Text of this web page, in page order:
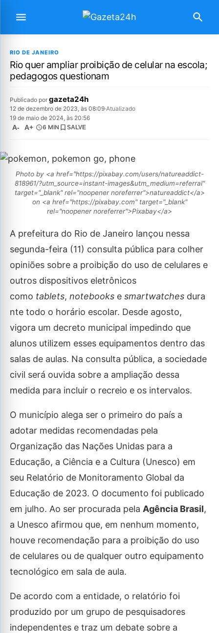
RIO DE JANEIRO
Rio quer ampliar proibição de celular na escola;
pedagogos questionam
Publicado por gazeta24h
12 de dezembro de 2023, às 08:09·Atualizado
19 de maio de 2024, às 20:56
A- A+ 6 MIN SALVE
Photo by <a href="https://pixabay.com/users/natureaddict-
818961/?utm_source=instant-images&utm_medium=referral"
target="_blank" rel="noopener noreferrer">natureaddict</a>
on <a href="https://pixabay.com" target="_blank"
rel="noopener noreferrer">Pixabay</a>
A prefeitura do Rio de Janeiro lançou nessa
segunda-feira (11) consulta pública para colher
opiniões sobre a proibição do uso de celulares e
outros dispositivos eletrônicos
como tablets, notebooks e smartwatches dura
nte todo o horário escolar. Desde agosto,
vigora um decreto municipal impedindo que
alunos utilizem esses equipamentos dentro das
salas de aulas. Na consulta pública, a sociedade
civil será ouvida sobre a ampliação dessa
medida para incluir o recreio e os intervalos.
O município alega ser o primeiro do país a
adotar medidas recomendadas pela
Organização das Nações Unidas para a
Educação, a Ciência e a Cultura (Unesco) em
seu Relatório de Monitoramento Global da
Educação de 2023. O documento foi publicado
em julho. Ao ser procurada pela Agência Brasil,
a Unesco afirmou que, em nenhum momento,
houve recomendação para a proibição do uso
de celulares ou de qualquer outro equipamento
tecnológico em sala de aula.
De acordo com a entidade, o relatório foi
produzido por um grupo de pesquisadores
independentes e traz um debate sobre a